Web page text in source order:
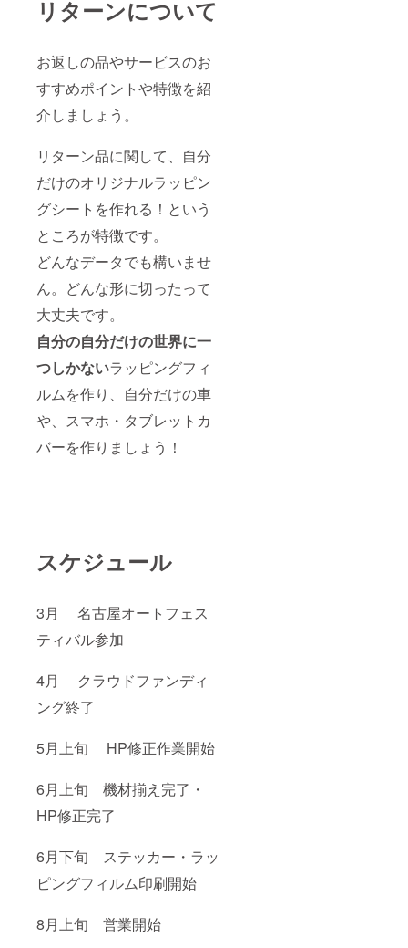
リターンについて
お返しの品やサービスのお
すすめポイントや特徴を紹
介しましょう。
リターン品に関して、自分
だけのオリジナルラッピン
グシートを作れる！という
ところが特徴です。
どんなデータでも構いませ
ん。どんな形に切ったって
大丈夫です。
自分の自分だけの世界に一
つしかないラッピングフィ
ルムを作り、自分だけの車
や、スマホ・タブレットカ
バーを作りましょう！
スケジュール
3月 名古屋オートフェス
ティバル参加
4月 クラウドファンディ
ング終了
5月上旬 HP修正作業開始
6月上旬 機材揃え完了・
HP修正完了
6月下旬 ステッカー・ラッ
ピングフィルム印刷開始
8月上旬 営業開始